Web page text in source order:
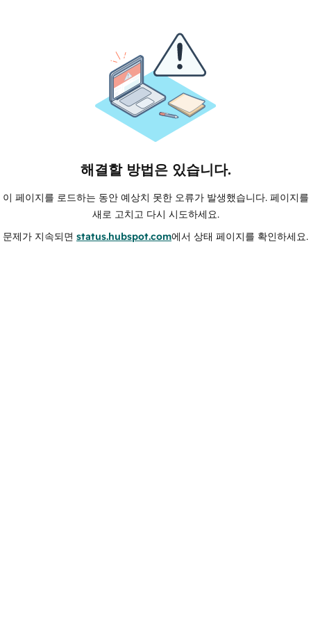
해결할 방법은 있습니다.
이 페이지를 로드하는 동안 예상치 못한 오류가 발생했습니다. 페이지를
새로 고치고 다시 시도하세요.
문제가 지속되면 status.hubspot.com에서 상태 페이지를 확인하세요.